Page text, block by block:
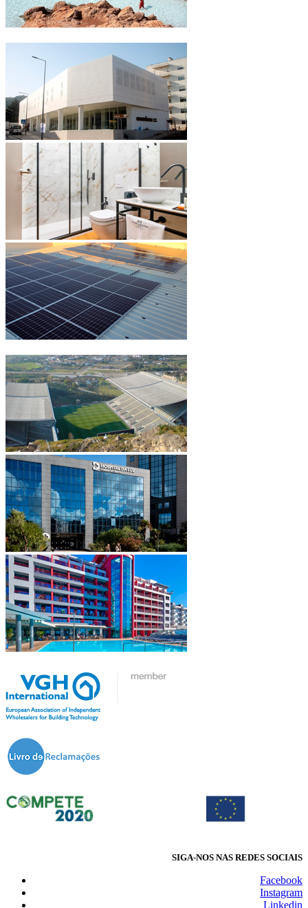
SIGA-NOS NAS REDES SOCIAIS
Facebook
Instagram
Linkedin